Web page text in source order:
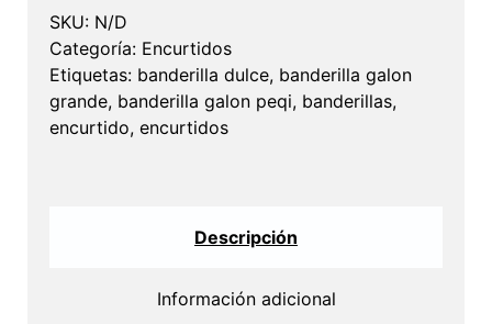
SKU: N/D
Categoría: Encurtidos
Etiquetas: banderilla dulce, banderilla galon
grande, banderilla galon peqi, banderillas,
encurtido, encurtidos
Descripción
Información adicional